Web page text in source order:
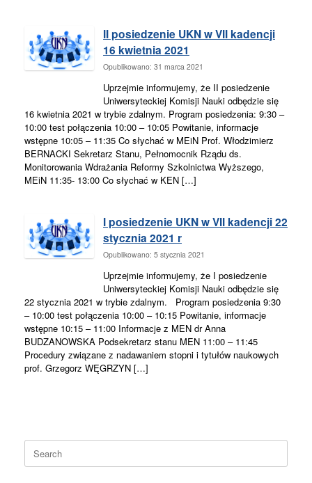
II posiedzenie UKN w VII kadencji
16 kwietnia 2021
Opublikowano: 31 marca 2021
Uprzejmie informujemy, że II posiedzenie
Uniwersyteckiej Komisji Nauki odbędzie się
16 kwietnia 2021 w trybie zdalnym. Program posiedzenia: 9:30 –
10:00 test połączenia 10:00 – 10:05 Powitanie, informacje
wstępne 10:05 – 11:35 Co słychać w MEiN Prof. Włodzimierz
BERNACKI Sekretarz Stanu, Pełnomocnik Rządu ds.
Monitorowania Wdrażania Reformy Szkolnictwa Wyższego,
MEiN 11:35- 13:00 Co słychać w KEN […]
I posiedzenie UKN w VII kadencji 22
stycznia 2021 r
Opublikowano: 5 stycznia 2021
Uprzejmie informujemy, że I posiedzenie
Uniwersyteckiej Komisji Nauki odbędzie się
22 stycznia 2021 w trybie zdalnym. Program posiedzenia 9:30
– 10:00 test połączenia 10:00 – 10:15 Powitanie, informacje
wstępne 10:15 – 11:00 Informacje z MEN dr Anna
BUDZANOWSKA Podsekretarz stanu MEN 11:00 – 11:45
Procedury związane z nadawaniem stopni i tytułów naukowych
prof. Grzegorz WĘGRZYN […]
Search
for: